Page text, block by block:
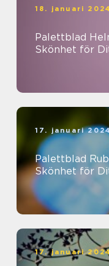
18. januari 2024
Palettblad
Skönhet för
17. januari
Palettblad
Skönhet för
17. januari